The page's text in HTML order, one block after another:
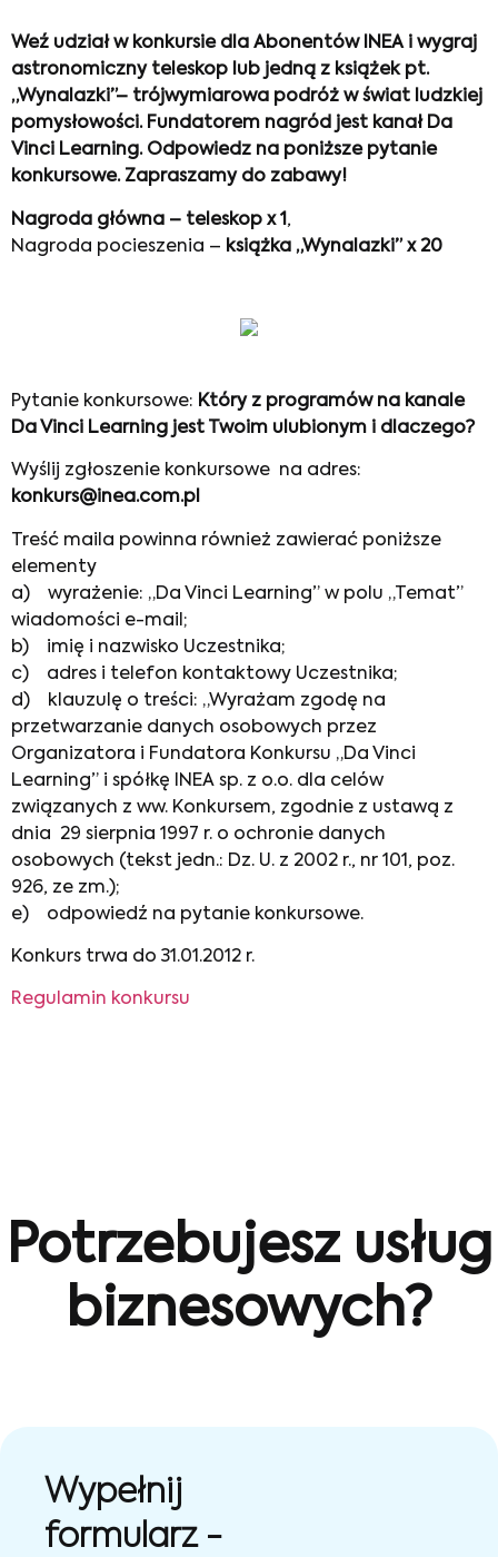
Weź udział w konkursie dla Abonentów INEA i wygraj
astronomiczny teleskop lub jedną z książek pt.
„Wynalazki”– trójwymiarowa podróż w świat ludzkiej
pomysłowości. Fundatorem nagród jest kanał Da
Vinci Learning. Odpowiedz na poniższe pytanie
konkursowe. Zapraszamy do zabawy!
Nagroda główna – teleskop x 1 ,
Nagroda pocieszenia – książka „Wynalazki” x 20
Pytanie konkursowe: Który z programów na kanale
Da Vinci Learning jest Twoim ulubionym i dlaczego?
Wyślij zgłoszenie konkursowe na adres:
konkurs@inea.com.pl
Treść maila powinna również zawierać poniższe
elementy
a) wyrażenie: „Da Vinci Learning” w polu „Temat”
wiadomości e-mail;
b) imię i nazwisko Uczestnika;
c) adres i telefon kontaktowy Uczestnika;
d) klauzulę o treści: „Wyrażam zgodę na
przetwarzanie danych osobowych przez
Organizatora i Fundatora Konkursu „Da Vinci
Learning” i spółkę INEA sp. z o.o. dla celów
związanych z ww. Konkursem, zgodnie z ustawą z
dnia 29 sierpnia 1997 r. o ochronie danych
osobowych (tekst jedn.: Dz. U. z 2002 r., nr 101, poz.
926, ze zm.);
e) odpowiedź na pytanie konkursowe.
Konkurs trwa do 31.01.2012 r.
Regulamin konkursu
Potrzebujesz usług
biznesowych?
Wypełnij
formularz -